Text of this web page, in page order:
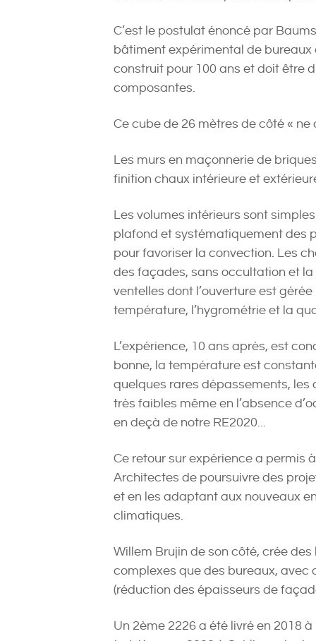
C’est le postulat énoncé par
bâtiment expérimental de
construit pour 100 ans et doit être
composantes.
Ce cube de 26 mètres de côté «
Les murs en maçonnerie de
finition chaux intérieure et
Les volumes intérieurs sont
plafond et systématiquement des
pour favoriser la convection. Les
des façades, sans occultation et
ventelles dont l’ouverture est
température, l’hygrométrie et la
L’expérience, 10 ans après, est
bonne, la température est
quelques rares dépassements, les
très faibles même en l’absence
en deçà de notre RE2020...
Ce retour sur expérience a permis
Architectes de poursuivre des
et en les adaptant aux nouveaux
climatiques.
Willem Brujin de son côté, crée
complexes que des bureaux, avec
(réduction des épaisseurs de
Un 2ème 2226 a été livré en 2018